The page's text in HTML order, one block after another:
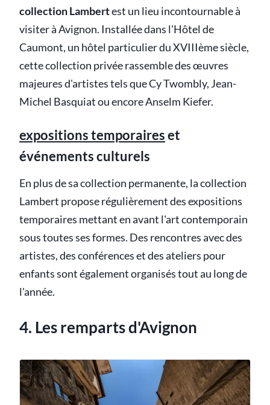
collection Lambertest un lieu incontournable à
visiter à Avignon. Installée dans l'Hôtel de
Caumont, un hôtel particulier du XVIIIème siècle,
cette collection privée rassemble des œuvres
majeures d'artistes tels que Cy Twombly, Jean-
Michel Basquiat ou encore Anselm Kiefer.
expositions temporaireset
événements culturels
En plus de sa collection permanente, la collection
Lambert propose régulièrement des expositions
temporaires mettant en avant l'art contemporain
sous toutes ses formes. Des rencontres avec des
artistes, des conférences et des ateliers pour
enfants sont également organisés tout au long de
l'année.
4. Les remparts d'Avignon